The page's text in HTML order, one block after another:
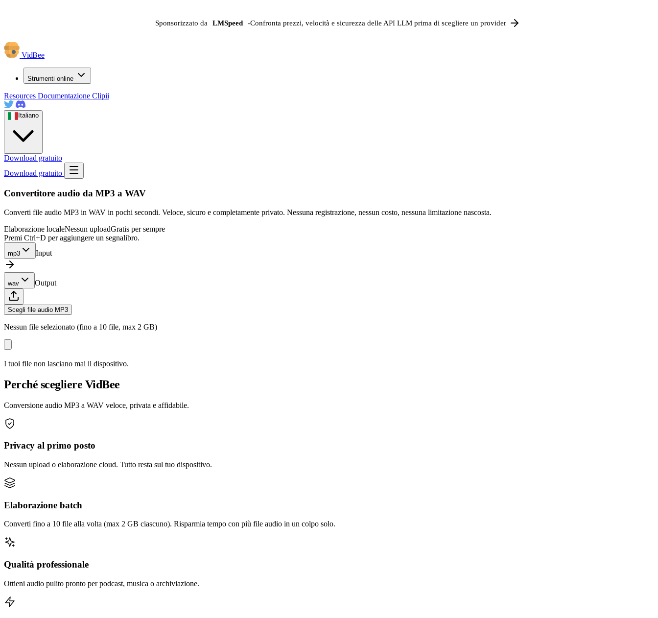
Sponsorizzato da LMSpeed -Confronta prezzi, velocità e sicurezza delle API LLM prima di scegliere un provider
VidBee
Strumenti online
Resources Documentazione Clipii
Italiano
Download gratuito
Download gratuito
Convertitore audio da MP3 a WAV
Converti file audio MP3 in WAV in pochi secondi. Veloce, sicuro e completamente privato. Nessuna registrazione, nessun costo, nessuna limitazione nascosta.
Elaborazione localeNessun uploadGratis per sempre
Premi Ctrl+D per aggiungere un segnalibro.
mp3 Input
wav Output
Scegli file audio MP3
Nessun file selezionato (fino a 10 file, max 2 GB)
I tuoi file non lasciano mai il dispositivo.
Perché scegliere VidBee
Conversione audio MP3 a WAV veloce, privata e affidabile.
Privacy al primo posto
Nessun upload o elaborazione cloud. Tutto resta sul tuo dispositivo.
Elaborazione batch
Converti fino a 10 file alla volta (max 2 GB ciascuno). Risparmia tempo con più file audio in un colpo solo.
Qualità professionale
Ottieni audio pulito pronto per podcast, musica o archiviazione.